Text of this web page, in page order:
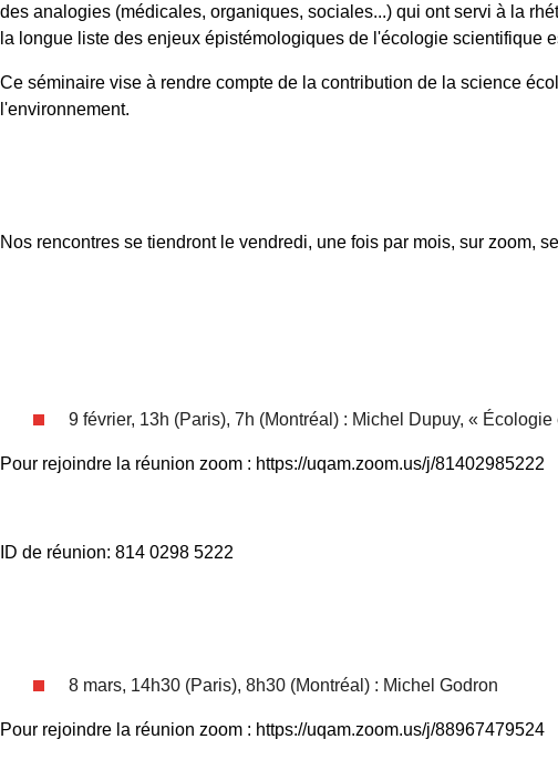
des analogies (médicales, organiques, sociales...) qui ont servi à la
la longue liste des enjeux épistémologiques de l'écologie scientifique
Ce séminaire vise à rendre compte de la contribution de la science
l'environnement.
Nos rencontres se tiendront le vendredi, une fois par mois, sur zoom,
9 février, 13h (Paris), 7h (Montréal) : Michel Dupuy, «
Pour rejoindre la réunion zoom : https://uqam.zoom.us/j/81402985222
ID de réunion: 814 0298 5222
8 mars, 14h30 (Paris), 8h30 (Montréal) : Michel Godron
Pour rejoindre la réunion zoom : https://uqam.zoom.us/j/88967479524